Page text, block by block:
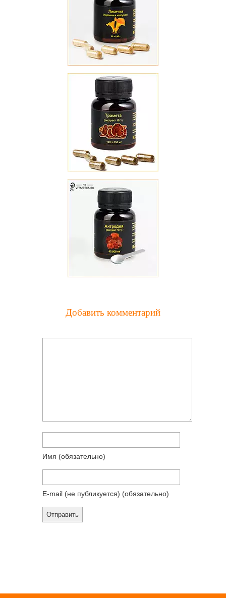
Добавить комментарий
Имя (обязательно)
E-mail (не публикуется) (обязательно)